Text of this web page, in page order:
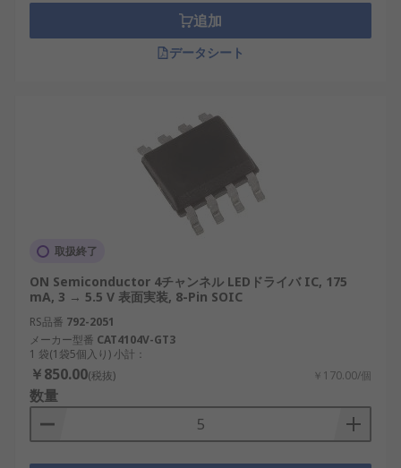
追加
データシート
取扱終了
ON Semiconductor 4チャンネル LEDドライバ IC, 175
mA, 3 → 5.5 V 表面実装, 8-Pin SOIC
RS品番 792-2051
メーカー型番 CAT4104V-GT3
1 袋(1袋5個入り) 小計：
￥850.00(税抜) ￥170.00/個
数量